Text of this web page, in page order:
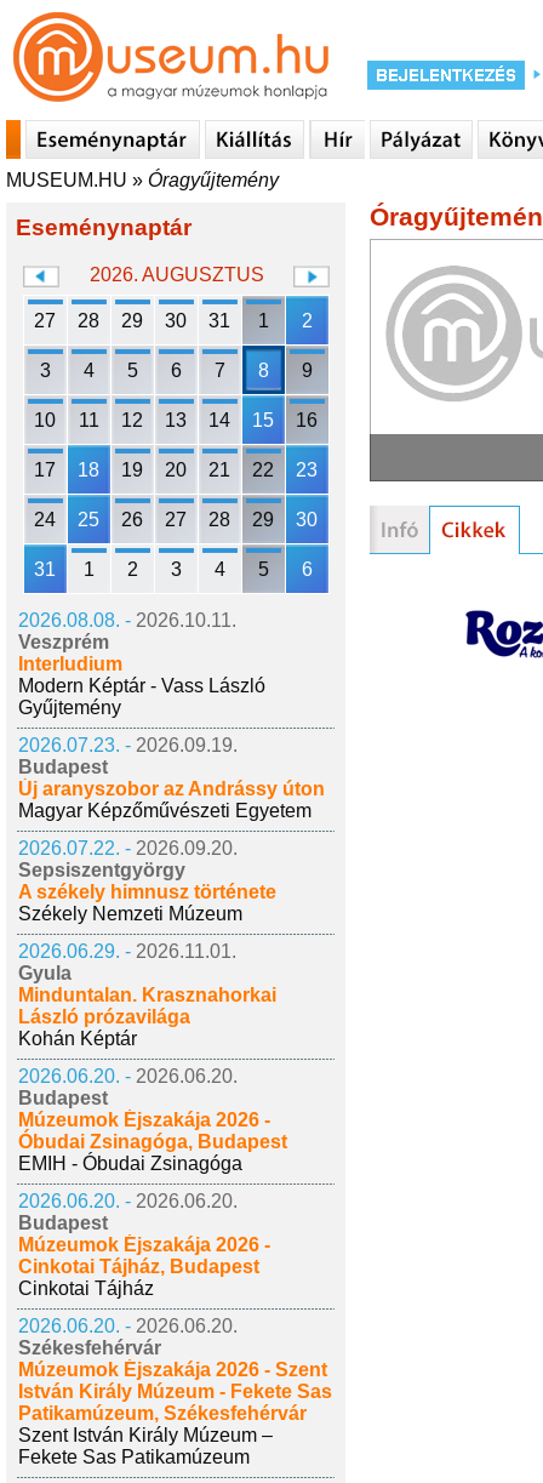
MUSEUM.HU » Óragyűjtemény
Eseménynaptár
2026. AUGUSZTUS
27 28 29 30 31 1 2
3 4 5 6 7 8 9
10 11 12 13 14 15 16
17 18 19 20 21 22 23
24 25 26 27 28 29 30
31 1 2 3 4 5 6
2026.08.08. - 2026.10.11.
Veszprém
Interludium
Modern Képtár - Vass László
Gyűjtemény
2026.07.23. - 2026.09.19.
Budapest
Új aranyszobor az Andrássy úton
Magyar Képzőművészeti Egyetem
2026.07.22. - 2026.09.20.
Sepsiszentgyörgy
A székely himnusz története
Székely Nemzeti Múzeum
2026.06.29. - 2026.11.01.
Gyula
Minduntalan. Krasznahorkai
László prózavilága
Kohán Képtár
2026.06.20. - 2026.06.20.
Budapest
Múzeumok Éjszakája 2026 -
Óbudai Zsinagóga, Budapest
EMIH - Óbudai Zsinagóga
2026.06.20. - 2026.06.20.
Budapest
Múzeumok Éjszakája 2026 -
Cinkotai Tájház, Budapest
Cinkotai Tájház
2026.06.20. - 2026.06.20.
Székesfehérvár
Múzeumok Éjszakája 2026 - Szent
István Király Múzeum - Fekete Sas
Patikamúzeum, Székesfehérvár
Szent István Király Múzeum –
Fekete Sas Patikamúzeum